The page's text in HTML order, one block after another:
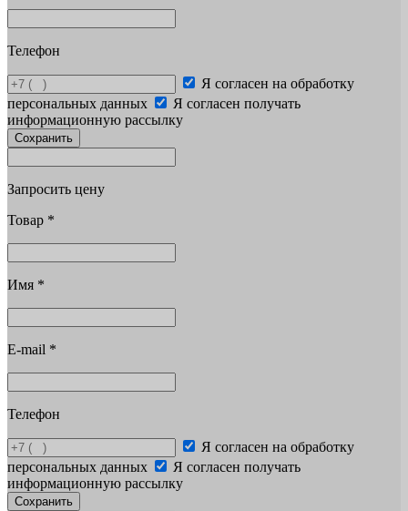
Телефон
Я согласен на обработку
персональных данных
Я согласен получать
информационную рассылку
Сохранить
Запросить цену
Товар *
Имя *
E-mail *
Телефон
Я согласен на обработку
персональных данных
Я согласен получать
информационную рассылку
Сохранить